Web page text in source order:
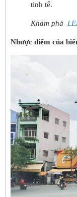
tinh tế.
Khám phá
Nhược điểm của